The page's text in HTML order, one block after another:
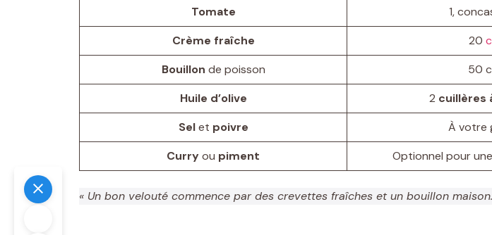
Tomate
1,
Crème fraîche
20
Bouillon de poisson
50
Huile d’olive
2 cuillères
Selet poivre
À votre
Curryou piment Optionnel pour
« Un bon velouté commence par des crevettes fraîches et un bouillon